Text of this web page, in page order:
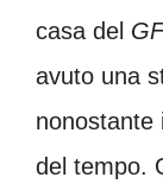
casa del GF
avuto una
nonostante
del tempo.